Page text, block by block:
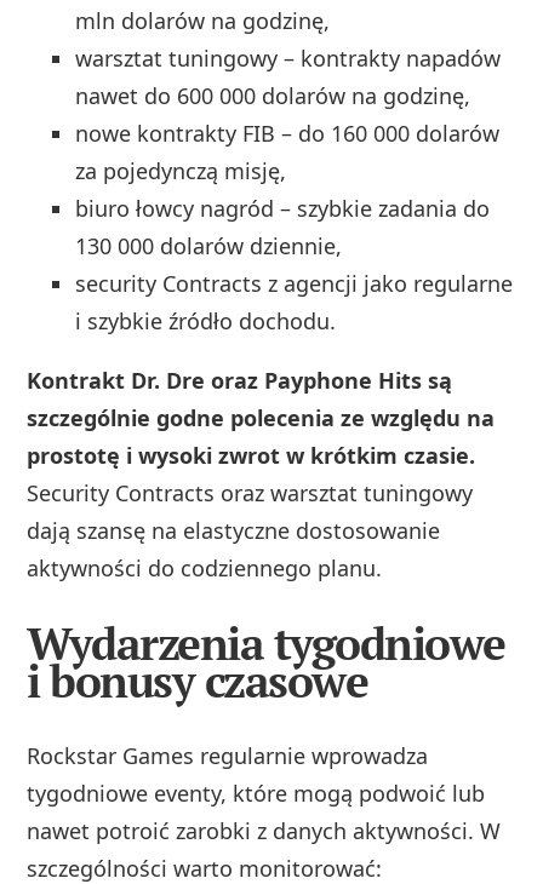
mln dolarów na godzinę,
warsztat tuningowy – kontrakty napadów
nawet do 600 000 dolarów na godzinę,
nowe kontrakty FIB – do 160 000 dolarów
za pojedynczą misję,
biuro łowcy nagród – szybkie zadania do
130 000 dolarów dziennie,
security Contracts z agencji jako regularne
i szybkie źródło dochodu.
Kontrakt Dr. Dre oraz Payphone Hits są
szczególnie godne polecenia ze względu na
prostotę i wysoki zwrot w krótkim czasie.
Security Contracts oraz warsztat tuningowy
dają szansę na elastyczne dostosowanie
aktywności do codziennego planu.
Wydarzenia tygodniowe
i bonusy czasowe
Rockstar Games regularnie wprowadza
tygodniowe eventy, które mogą podwoić lub
nawet potroić zarobki z danych aktywności. W
szczególności warto monitorować: